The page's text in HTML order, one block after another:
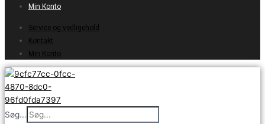
Min Konto
Service og vedligehold
Kontakt
Min Konto
Søg...